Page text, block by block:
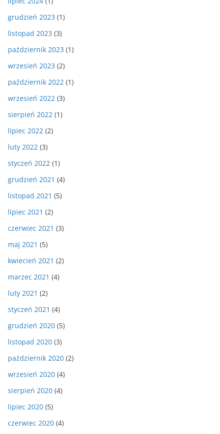
grudzień 2023 (1)
listopad 2023 (3)
październik 2023 (1)
wrzesień 2023 (2)
październik 2022 (1)
wrzesień 2022 (3)
sierpień 2022 (1)
lipiec 2022 (2)
luty 2022 (3)
styczeń 2022 (1)
grudzień 2021 (4)
listopad 2021 (5)
lipiec 2021 (2)
czerwiec 2021 (3)
maj 2021 (5)
kwiecień 2021 (2)
marzec 2021 (4)
luty 2021 (2)
styczeń 2021 (4)
grudzień 2020 (5)
listopad 2020 (3)
październik 2020 (2)
wrzesień 2020 (4)
sierpień 2020 (4)
lipiec 2020 (5)
czerwiec 2020 (4)